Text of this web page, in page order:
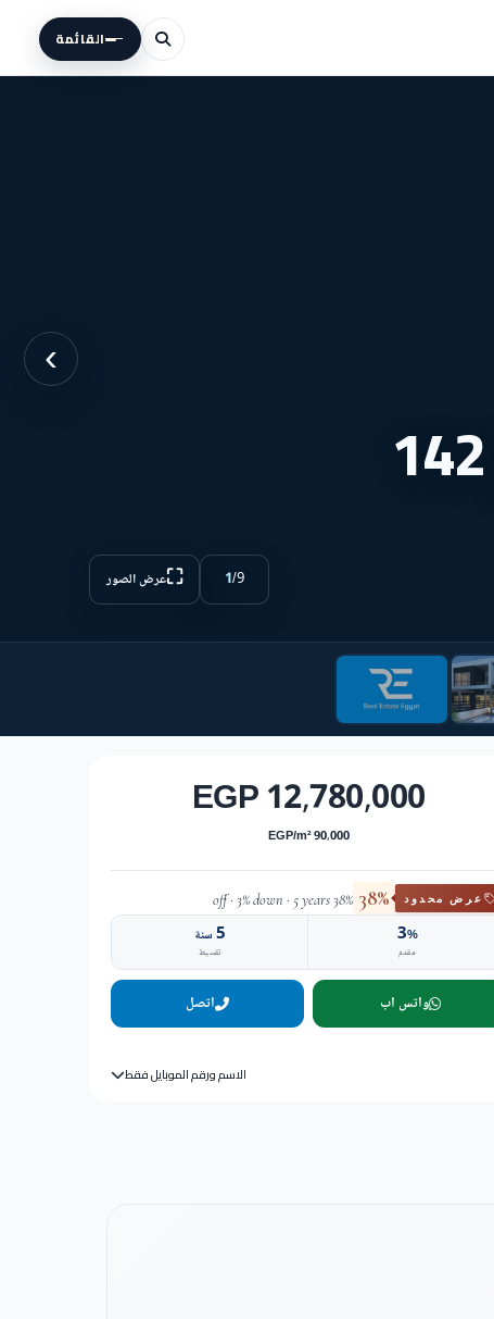
القائمة
›
3 غرف نوم شقق للبيع في بالم هيلز 142
1/9
⛶عرض الصور
12,780,000 EGP
90,000 EGP/m²
عرض محدود 38%
38% off · 3% down · 5 years
3%
مقدم
5سنة
تقسيط
واتس اب اتصل
الاسم ورقم الموبايل فقط